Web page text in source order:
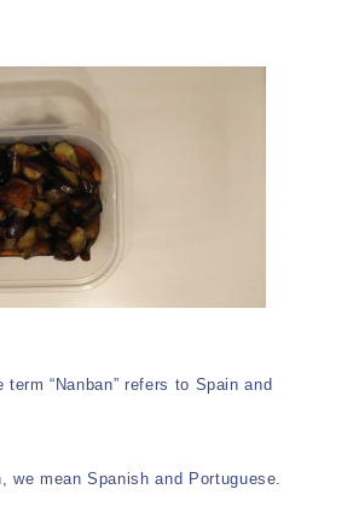
“Nanban” refers to Spain and
we mean Spanish and Portuguese.